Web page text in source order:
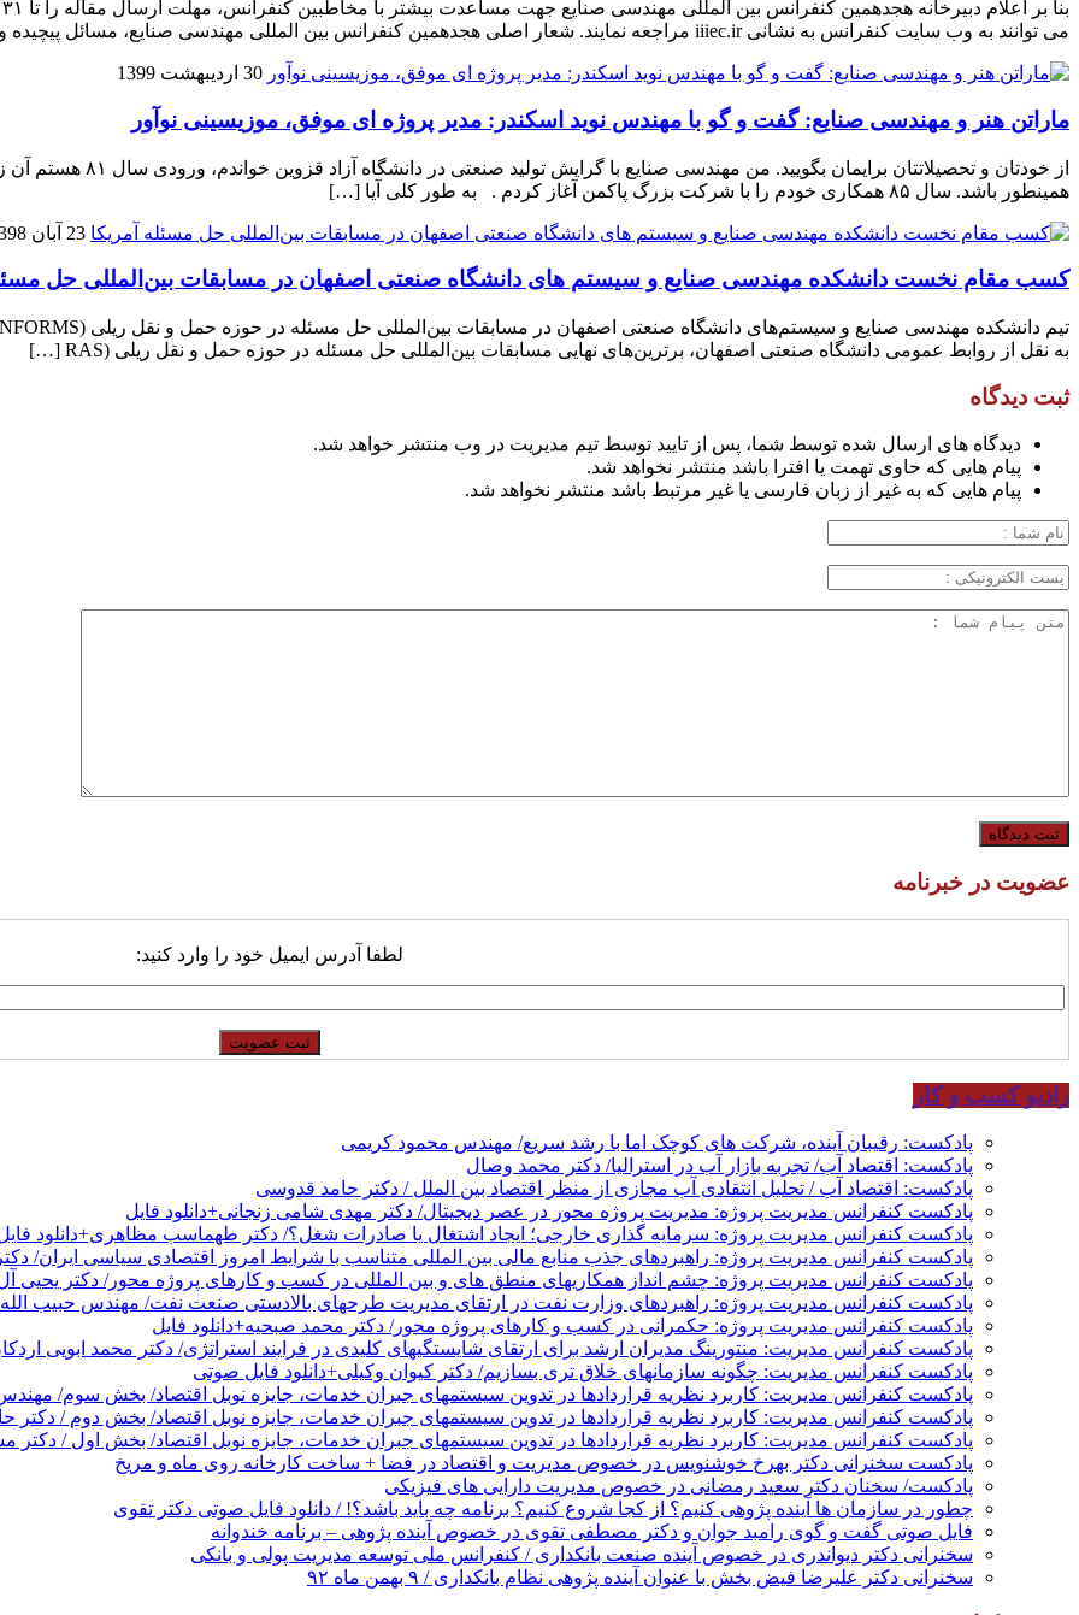
می توانند به وب سایت کنفرانس به نشانی iiiec.ir مراجعه نمایند. شعار اصلی هجدهمین کنفرانس بین المللی مهندسی صنایع، مسائل پیچیده و تاب آوری […]
30 اردیبهشت 1399
ماراتن هنر و مهندسی صنایع: گفت و گو با مهندس نوید اسکندر: مدیر پروژه ای موفق، موزیسینی نوآور
از خودتان و تحصیلاتتان
همینطور باشد. سال ۸۵ همکاری خودم را با شرکت بزرگ پاکمن آغاز کردم . به طور کلی آیا […]
23 آبان 1398
کسب مقام نخست دانشکده مهندسی صنایع و سیستم های دانشگاه صنعتی اصفهان در مسابقات بین‌المللی حل
به نقل از روابط عمومی دانشگاه صنعتی اصفهان، برترین‌های نهایی مسابقات بین‌المللی حل مسئله در حوزه حمل و نقل ریلی (RAS […]
ثبت دیدگاه
دیدگاه های ارسال شده توسط شما، پس از تایید توسط تیم مدیریت در وب منتشر خواهد شد.
پیام هایی که حاوی تهمت یا افترا باشد منتشر نخواهد شد.
پیام هایی که به غیر از زبان فارسی یا غیر مرتبط باشد منتشر نخواهد شد.
عضویت در خبرنامه
لطفا آدرس ایمیل خود را وارد کنید:
رادیو کسب و کار
پادکست: رقیبان آینده، شرکت های کوچک اما با رشد سریع/ مهندس محمود کریمی
پادکست: اقتصاد آب/ تجربه بازار آب در استرالیا/ دکتر محمد وصال
پادکست: اقتصاد آب / تحلیل انتقادی آب مجازی از منظر اقتصاد بین الملل / دکتر حامد قدوسی
پادکست کنفرانس مدیریت پروژه: مدیریت پروژه محور در عصر دیجیتال/ دکتر مهدی شامی زنجانی+دانلود فایل
پادکست کنفرانس مدیریت پروژه: سرمایه گذاری خارجی؛ ایجاد اشتغال یا صادرات شغل؟/ دکتر طهماسب مظاهری+دانلود
پادکست کنفرانس مدیریت پروژه: راهبردهای جذب منابع مالی بین المللی متناسب با شرایط امروز اقتصادی سیاسی ایران/
پادکست کنفرانس مدیریت پروژه: چشم انداز همکاریهای منطق های و بین المللی در کسب و کارهای پروژه محور/ دکتر یحیی آل
پادکست کنفرانس مدیریت پروژه: راهبردهای وزارت نفت در ارتقای مدیریت طرحهای بالادستی صنعت نفت/ مهندس حبیب الله
پادکست کنفرانس مدیریت پروژه: حکمرانی در کسب و کارهای پروژه محور/ دکتر محمد صبحیه+دانلود فایل
پادکست کنفرانس مدیریت: منتورینگ مدیران ارشد برای ارتقای شایستگیهای کلیدی در فرایند استراتژی/ دکتر محمد ابویی
پادکست کنفرانس مدیریت: چگونه سازمانهای خلاق تری بسازیم/ دکتر کیوان وکیلی+دانلود فایل صوتی
پادکست کنفرانس مدیریت: کاربرد نظریه قراردادها در تدوین سیستمهای جبران خدمات، جایزه نوبل اقتصاد/ بخش سوم/ مهندس
پادکست کنفرانس مدیریت: کاربرد نظریه قراردادها در تدوین سیستمهای جبران خدمات، جایزه نوبل اقتصاد/ بخش دوم / دکتر
پادکست کنفرانس مدیریت: کاربرد نظریه قراردادها در تدوین سیستمهای جبران خدمات، جایزه نوبل اقتصاد/ بخش اول / دکتر
پادکست سخنرانی دکتر بهرخ خوشنویس در خصوص مدیریت و اقتصاد در فضا + ساخت کارخانه روی ماه و مریخ
پادکست/ سخنان دکتر سعید رمضانی در خصوص مدیریت دارایی های فیزیکی
چطور در سازمان ها آینده پژوهی کنیم؟ از کجا شروع کنیم؟ برنامه چه باید باشد؟! / دانلود فایل صوتی دکتر تقوی
فایل صوتی گفت و گوی رامبد جوان و دکتر مصطفی تقوی در خصوص آینده پژوهی – برنامه خندوانه
سخنرانی دکتر دیواندری در خصوص آینده صنعت بانکداری / کنفرانس ملی توسعه مدیریت پولی و بانکی
سخنرانی دکتر علیرضا فیض بخش با عنوان آینده پژوهی نظام بانکداری / ۹ بهمن ماه ۹۲